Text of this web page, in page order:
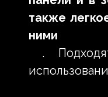
также
ними
.